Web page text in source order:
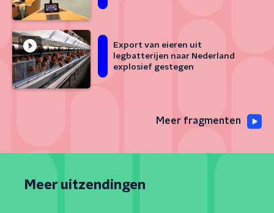
Export van eieren uit
legbatterijen naar Nederland
explosief gestegen
Meer fragmenten
Meer uitzendingen